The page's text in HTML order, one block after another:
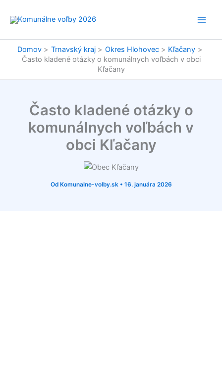
Domov Trnavský kraj Okres Hlohovec
Kľačany
Často kladené otázky o komunálnych voľbách v obci
Kľačany
Často kladené otázky o
komunálnych voľbách v
obci Kľačany
Od Komunalne-volby.sk • 16. januára 2026